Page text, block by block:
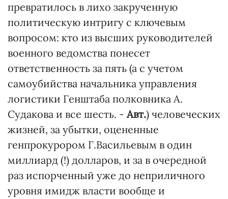
превратилось в лихо закрученную
политическую интригу с ключевым
вопросом: кто из высших руководителей
военного ведомства понесет
ответственность за пять (а с учетом
самоубийства начальника управления
логистики Генштаба полковника А.
Судакова и все шесть. -Авт.) человеческих
жизней, за убытки, оцененные
генпрокурором Г.Васильевым в один
миллиард (!) долларов, и за в очередной
раз испорченный уже до неприличного
уровня имидж власти вообще и